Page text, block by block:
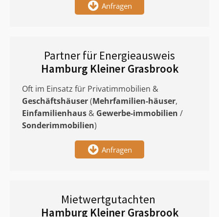
Anfragen
Partner für Energieausweis
Hamburg Kleiner Grasbrook
Oft im Einsatz für Privatimmobilien &
Geschäftshäuser(Mehrfamilien-häuser,
Einfamilienhaus & Gewerbe-immobilien /
Sonderimmobilien)
Anfragen
Mietwertgutachten
Hamburg Kleiner Grasbrook